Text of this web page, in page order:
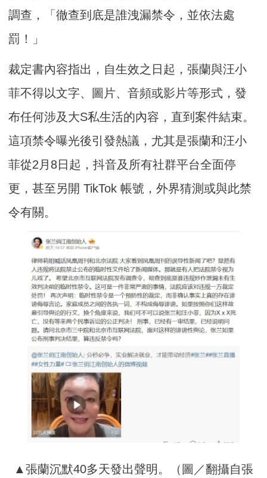
調查，「徹查到底是誰洩漏禁令，並依法處
罰！」
裁定書內容指出，自生效之日起，張蘭與汪小
菲不得以文字、圖片、音頻或影片等形式，發
布任何涉及大S私生活的內容，直到案件結束。
這項禁令曝光後引發熱議，尤其是張蘭和汪小
菲從2月8日起，抖音及所有社群平台全面停
更，甚至另開 TikTok 帳號，外界猜測或與此禁
令有關。
▲張蘭沉默40多天發出聲明。（圖／翻攝自張